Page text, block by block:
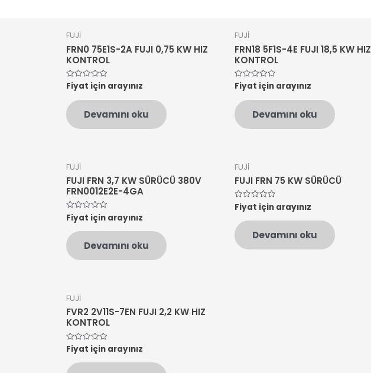
FUJİ
FRN0 75E1S-2A FUJI 0,75 KW HIZ
KONTROL
5
üzerinden
oy
aldı
Fiyat için arayınız
Devamını oku
FUJİ
FRN18 5F1S-4E FUJI 18,5 KW HIZ
KONTROL
5
üzerinden
oy
aldı
Fiyat için arayınız
Devamını oku
FUJİ
FUJI FRN 3,7 KW SÜRÜCÜ 380V
FRN0012E2E-4GA
5
üzerinden
oy
aldı
Fiyat için arayınız
Devamını oku
FUJİ
FUJI FRN 75 KW SÜRÜCÜ
5
üzerinden
oy
aldı
Fiyat için arayınız
Devamını oku
FUJİ
FVR2 2V11S-7EN FUJI 2,2 KW HIZ
KONTROL
5
üzerinden
oy
Fiyat için arayınız